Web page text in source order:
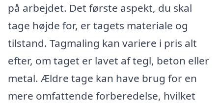
på arbejdet. Det første aspekt, du skal
tage højde for, er tagets materiale og
tilstand. Tagmaling kan variere i pris alt
efter, om taget er lavet af tegl, beton eller
metal. Ældre tage kan have brug for en
mere omfattende forberedelse, hvilket